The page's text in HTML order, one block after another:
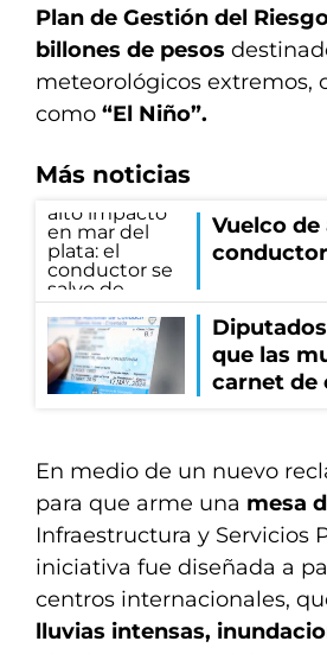
Plan de Gestión del
billones de pesos
meteorológicos extremos,
como “El Niño”.
Más noticias
Vuelco
que las
carnet de
En medio de un nuevo
para que arme una mesa
Infraestructura y Servicios
iniciativa fue diseñada a
centros internacionales,
lluvias intensas,